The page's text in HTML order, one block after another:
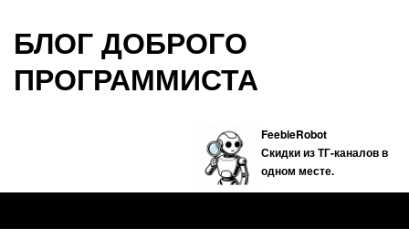
БЛОГ ДОБРОГО
ПРОГРАММИСТА
FeebieRobot
Скидки из ТГ-каналов в
одном месте.